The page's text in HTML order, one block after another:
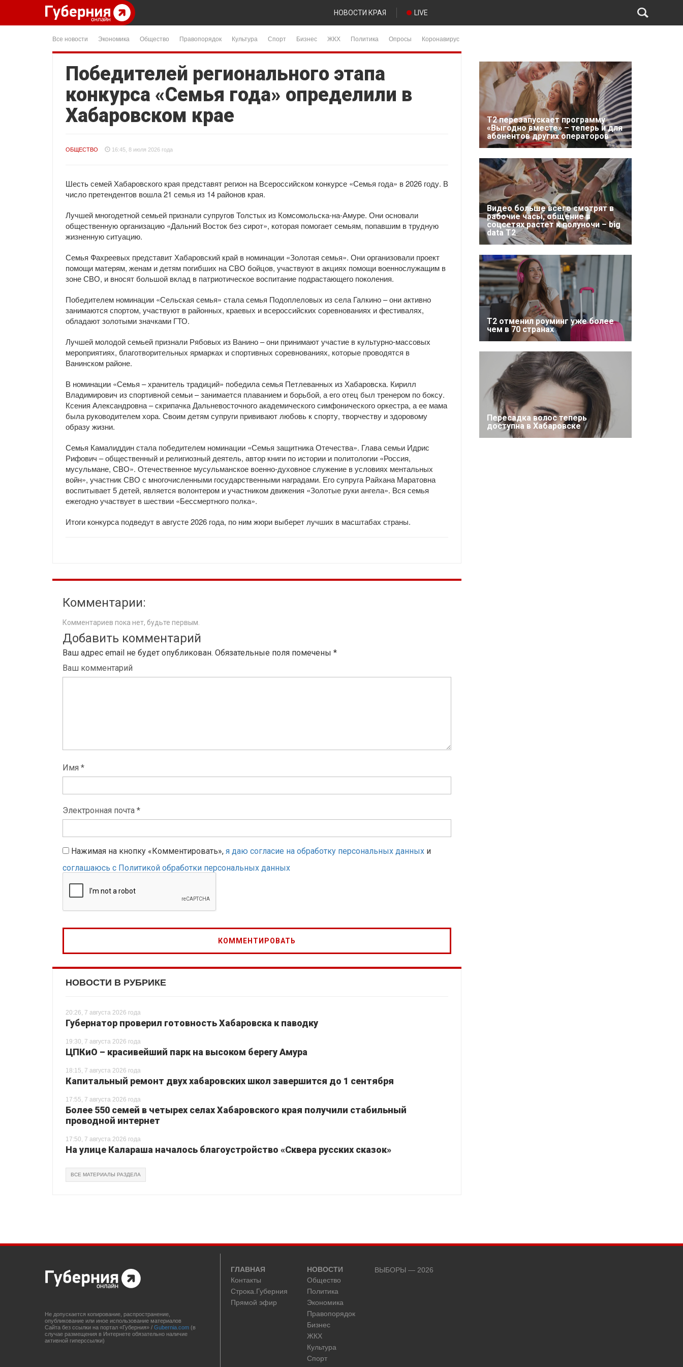
НОВОСТИ КРАЯ LIVE
Все новости Экономика Общество Правопорядок Культура Спорт Бизнес ЖКХ Политика Опросы Коронавирус
Победителей регионального этапа
конкурса «Семья года» определили в
Хабаровском крае
ОБЩЕСТВО 16:45, 8 июля 2026 года
Шесть семей Хабаровского края представят регион на Всероссийском конкурсе «Семья года» в 2026 году. В
число претендентов вошла 21 семья из 14 районов края.
Лучшей многодетной семьей признали супругов Толстых из Комсомольска-на-Амуре. Они основали
общественную организацию «Дальний Восток без сирот», которая помогает семьям, попавшим в трудную
жизненную ситуацию.
Семья Фахреевых представит Хабаровский край в номинации «Золотая семья». Они организовали проект
помощи матерям, женам и детям погибших на СВО бойцов, участвуют в акциях помощи военнослужащим в
зоне СВО, и вносят большой вклад в патриотическое воспитание подрастающего поколения.
Победителем номинации «Сельская семья» стала семья Подоплеловых из села Галкино – они активно
занимаются спортом, участвуют в районных, краевых и всероссийских соревнованиях и фестивалях,
обладают золотыми значками ГТО.
Лучшей молодой семьей признали Рябовых из Ванино – они принимают участие в культурно-массовых
мероприятиях, благотворительных ярмарках и спортивных соревнованиях, которые проводятся в
Ванинском районе.
В номинации «Семья – хранитель традиций» победила семья Петлеванных из Хабаровска. Кирилл
Владимирович из спортивной семьи – занимается плаванием и борьбой, а его отец был тренером по боксу.
Ксения Александровна – скрипачка Дальневосточного академического симфонического оркестра, а ее мама
была руководителем хора. Своим детям супруги прививают любовь к спорту, творчеству и здоровому
образу жизни.
Семья Камалиддин стала победителем номинации «Семья защитника Отечества». Глава семьи Идрис
Рифович – общественный и религиозный деятель, автор книги по истории и политологии «Россия,
мусульмане, СВО». Отечественное мусульманское военно-духовное служение в условиях ментальных
войн», участник СВО с многочисленными государственными наградами. Его супруга Райхана Маратовна
воспитывает 5 детей, является волонтером и участником движения «Золотые руки ангела». Вся семья
ежегодно участвует в шествии «Бессмертного полка».
Итоги конкурса подведут в августе 2026 года, по ним жюри выберет лучших в масштабах страны.
Комментарии:
Комментариев пока нет, будьте первым.
Добавить комментарий
Ваш адрес email не будет опубликован. Обязательные поля помечены *
Ваш комментарий
Имя *
Электронная почта *
Нажимая на кнопку «Комментировать», я даю согласие на обработку персональных данных и
соглашаюсь с Политикой обработки персональных данных
НОВОСТИ В РУБРИКЕ
20:26, 7 августа 2026 года
Губернатор проверил готовность Хабаровска к паводку
19:30, 7 августа 2026 года
ЦПКиО – красивейший парк на высоком берегу Амура
18:15, 7 августа 2026 года
Капитальный ремонт двух хабаровских школ завершится до 1 сентября
17:55, 7 августа 2026 года
Более 550 семей в четырех селах Хабаровского края получили стабильный
проводной интернет
17:50, 7 августа 2026 года
На улице Калараша началось благоустройство «Сквера русских сказок»
ВСЕ МАТЕРИАЛЫ РАЗДЕЛА
Т2 перезапускает программу
«Выгодно вместе» – теперь и для
абонентов других операторов
Видео больше всего смотрят в
рабочие часы, общение в
соцсетях растет к полуночи – big
data T2
Т2 отменил роуминг уже более
чем в 70 странах
Пересадка волос теперь
доступна в Хабаровске
Не допускается копирование, распространение,
опубликование или иное использование материалов
Сайта без ссылки на портал «Губерния» / Gubernia.com (в
случае размещения в Интернете обязательно наличие
активной гиперссылки)
ГЛАВНАЯ
Контакты
Строка.Губерния
Прямой эфир
НОВОСТИ
Общество
Политика
Экономика
Правопорядок
Бизнес
ЖКХ
Культура
Спорт
ВЫБОРЫ — 2026